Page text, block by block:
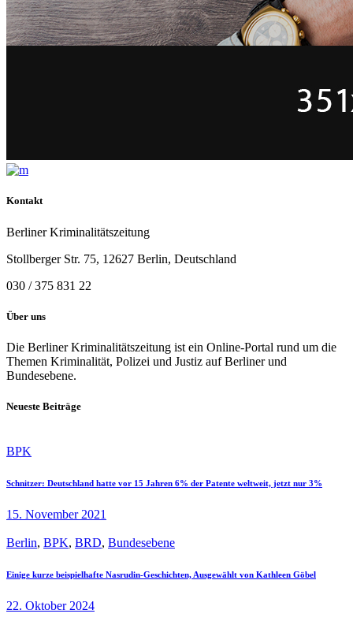
Kontakt
Berliner Kriminalitätszeitung
Stollberger Str. 75, 12627 Berlin, Deutschland
030 / 375 831 22
Über uns
Die Berliner Kriminalitätszeitung ist ein Online-Portal rund um die
Themen Kriminalität, Polizei und Justiz auf Berliner und
Bundesebene.
Neueste Beiträge
BPK
Schnitzer: Deutschland hatte vor 15 Jahren 6% der Patente weltweit, jetzt nur 3%
15. November 2021
Berlin, BPK, BRD, Bundesebene
Einige kurze beispielhafte Nasrudin-Geschichten, Ausgewählt von Kathleen Göbel
22. Oktober 2024